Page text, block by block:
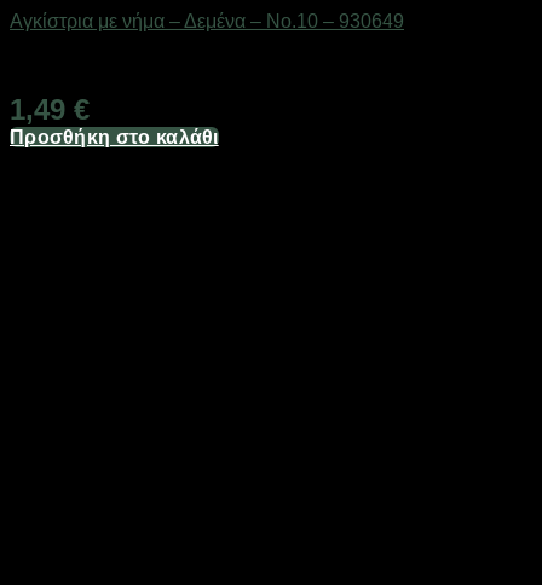
Αγκίστρια με νήμα – Δεμένα – No.10 – 930649
1,49 €
Προσθήκη στο καλάθι